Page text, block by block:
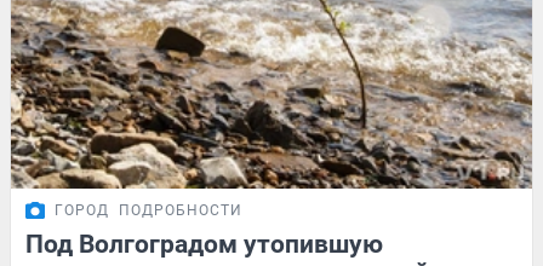
ГОРОД ПОДРОБНОСТИ
Под Волгоградом утопившую